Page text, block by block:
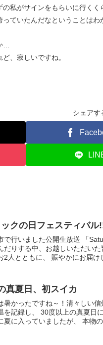
私がサインをもらいに行くく
ていたんだなということはわ
…
、寂しいですね。
シェアす
ックの日フェスティバル
で行いました公開生放送 「
だりする中、お越しいただい
2人とともに、 賑やかにお届け
真夏日、初スイカ
暑かったですね～！清々しい
を記録し、 30度以上の真夏日
夏に入っていましたが、 本物